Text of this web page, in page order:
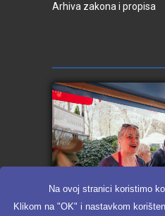
Na ovoj stranici koristimo
Klikom na "OK" i nastavkom
Arhiva zakona i propisa